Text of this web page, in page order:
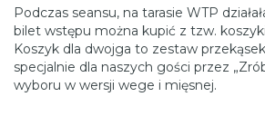
Podczas seansu, na tarasie WTP
bilet wstępu można kupić z tzw.
Koszyk dla dwojga to zestaw
specjalnie dla naszych gości przez
wyboru w wersji wege i mięsnej.